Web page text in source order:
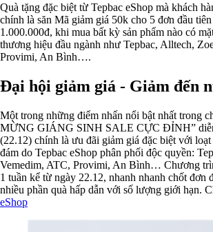
Quà tặng đặc biệt từ Tepbac eShop mà khách
chính là săn Mã giảm giá 50k cho 5 đơn đầu
1.000.000đ, khi mua bất kỳ sản phẩm nào có
thương hiệu đầu ngành như Tepbac, Alltech,
Provimi, An Bình….
Đại hội giảm giá - Giảm đến
Một trong những điểm nhấn nổi bật nhất trong
MỪNG GIÁNG SINH SALE CỰC ĐỈNH”
(22.12) chính là ưu đãi giảm giá đặc biệt với
đám do Tepbac eShop phân phối độc quyền:
Vemedim, ATC, Provimi, An Bình… Chương
1 tuần kể từ ngày 22.12, nhanh nhanh chốt đơn
nhiều phần quà hấp dẫn với số lượng giới hạn.
eShop